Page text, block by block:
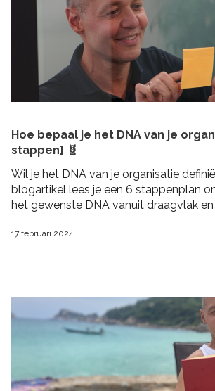
Hoe bepaal je het DNA van je
stappen] 🧬
Wil je het DNA van je organisatie
blogartikel lees je een 6 stappenplan
het gewenste DNA vanuit draagvlak
17 februari 2024